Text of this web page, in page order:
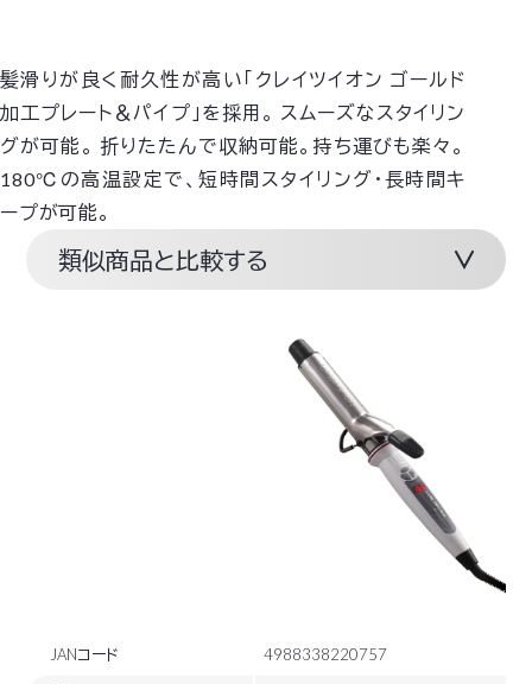
髪滑りが良く耐久性が高い「クレイツイオン ゴールド
加工プレート＆パイプ」を採用。 スムーズなスタイリン
グが可能。 折りたたんで収納可能。持ち運びも楽々。
180℃の高温設定で、短時間スタイリング・長時間キ
ープが可能。
類似商品と比較する
JANコード 4988338220757